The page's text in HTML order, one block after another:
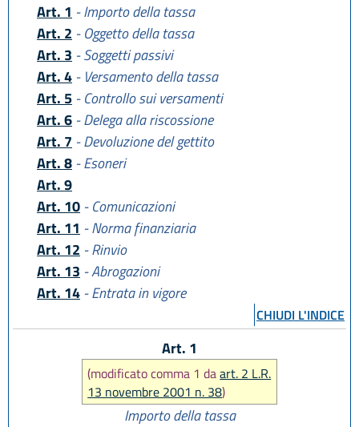
Art. 1 - Importo della tassa
Art. 2 - Oggetto della tassa
Art. 3 - Soggetti passivi
Art. 4 - Versamento della tassa
Art. 5 - Controllo sui versamenti
Art. 6 - Delega alla riscossione
Art. 7 - Devoluzione del gettito
Art. 8 - Esoneri
Art. 9
Art. 10 - Comunicazioni
Art. 11 - Norma finanziaria
Art. 12 - Rinvio
Art. 13 - Abrogazioni
Art. 14 - Entrata in vigore
CHIUDI L'INDICE
Art. 1
(modificato comma 1 daart. 2 L.R.
13 novembre 2001 n. 38)
Importo della tassa